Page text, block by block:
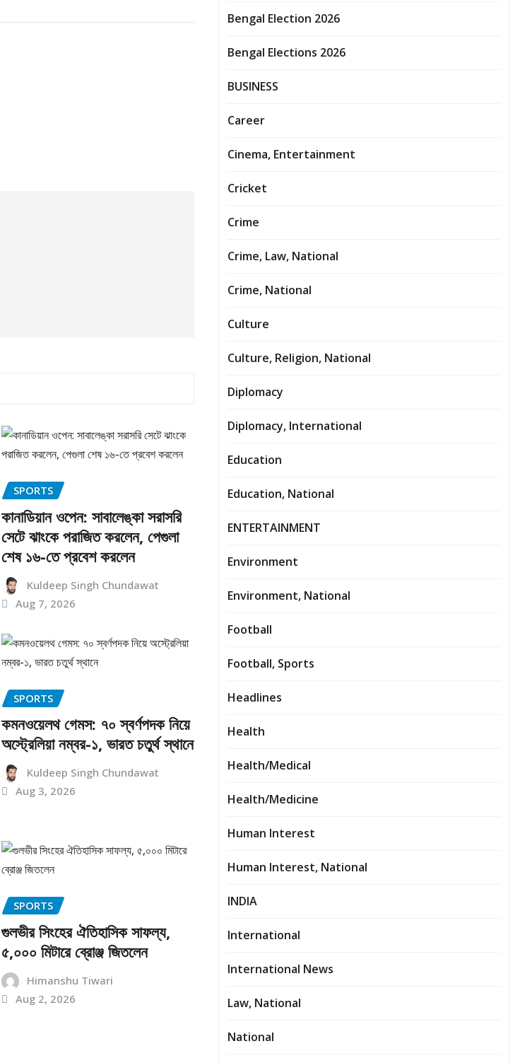
SPORTS
কানাডিয়ান ওপেন: সাবালেঙ্কা সরাসরি
সেটে ঝাংকে পরাজিত করলেন, পেগুলা
শেষ ১৬-তে প্রবেশ করলেন
Kuldeep Singh Chundawat
Aug 7, 2026
SPORTS
কমনওয়েলথ গেমস: ৭০ স্বর্ণপদক নিয়ে
অস্ট্রেলিয়া নম্বর-১, ভারত চতুর্থ স্থানে
Kuldeep Singh Chundawat
Aug 3, 2026
SPORTS
গুলভীর সিংহের ঐতিহাসিক সাফল্য,
৫,০০০ মিটারে ব্রোঞ্জ জিতলেন
Himanshu Tiwari
Aug 2, 2026
Bengal Election 2026
Bengal Elections 2026
BUSINESS
Career
Cinema, Entertainment
Cricket
Crime
Crime, Law, National
Crime, National
Culture
Culture, Religion, National
Diplomacy
Diplomacy, International
Education
Education, National
ENTERTAINMENT
Environment
Environment, National
Football
Football, Sports
Headlines
Health
Health/Medical
Health/Medicine
Human Interest
Human Interest, National
INDIA
International
International News
Law, National
National